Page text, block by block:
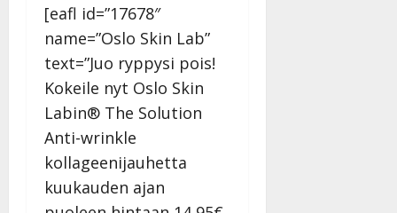
[eafl id=”17678″
name=”Oslo Skin Lab”
text=”Juo ryppysi pois!
Kokeile nyt Oslo Skin
Labin® The Solution
Anti-wrinkle
kollageenijauhetta
kuukauden ajan